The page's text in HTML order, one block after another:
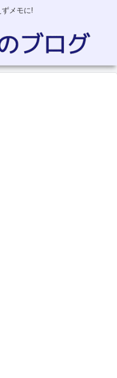
メモに!